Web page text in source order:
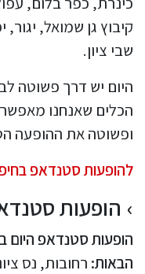
קיבוץ גן שמואל,
שבי ציון.
היום יש דרך פשוטה
הכלים שאנחנו
ופשוטה את ההופעה
להופעות סטנדאפ
הופעות
הופעות סטנדאפ היום
הבאות: רחובות, נס